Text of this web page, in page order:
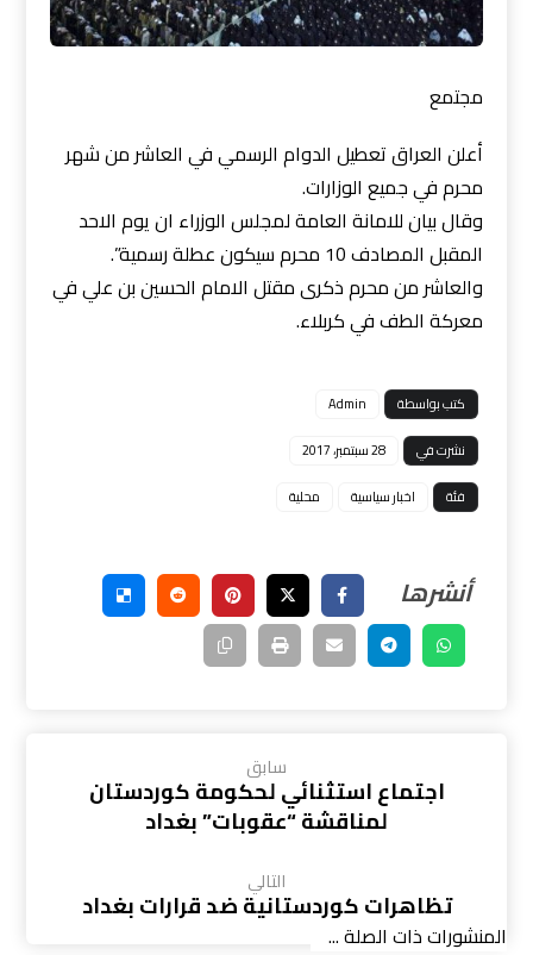
مجتمع
أعلن العراق تعطيل الدوام الرسمي في العاشر من شهر
محرم في جميع الوزارات.
وقال بيان للامانة العامة لمجلس الوزراء ان يوم الاحد
المقبل المصادف 10 محرم سيكون عطلة رسمية”.
والعاشر من محرم ذكرى مقتل الامام الحسين بن علي في
معركة الطف في كربلاء.
كتب بواسطة
Admin
نشرت في
28 سبتمبر، 2017
فئة
اخبار سياسية محلية
سابق
اجتماع استثنائي لحكومة كوردستان
لمناقشة “عقوبات” بغداد
التالي
تظاهرات كوردستانية ضد قرارات بغداد
المنشورات ذات الصلة ...